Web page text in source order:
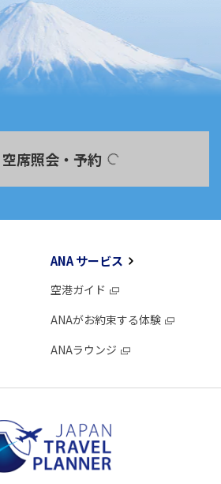
空席照会・予約
ANA サービス
空港ガイド
ANAがお約束する体験
ANAラウンジ